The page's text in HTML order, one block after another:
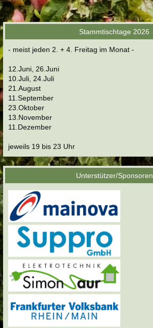
Stammtischtage 2026
- meist jeden 2. + 4. Freitag im Monat -
12.Juni, 26.Juni
10.Juli, 24.Juli
21.August
11.September
23.Oktober
13.November
11.Dezember
jeweils 19 bis 23 Uhr
Unterstützer/Sponsoren